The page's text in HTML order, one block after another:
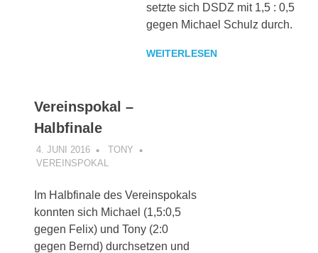
setzte sich DSDZ mit 1,5 : 0,5
gegen Michael Schulz durch.
WEITERLESEN
Vereinspokal –
Halbfinale
4. JUNI 2016
TONY
VEREINSPOKAL
Im Halbfinale des Vereinspokals
konnten sich Michael (1,5:0,5
gegen Felix) und Tony (2:0
gegen Bernd) durchsetzen und